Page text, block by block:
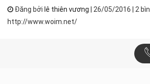
Đăng bởi lê thiên vương | 26/05/2016 | 2
http://www.woim.net/